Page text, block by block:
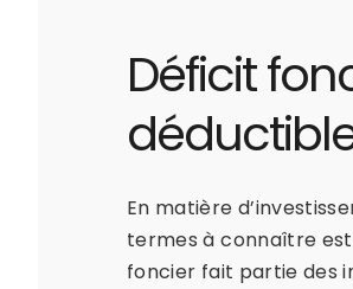
Déficit
En matière
termes à connaître
foncier fait partie des